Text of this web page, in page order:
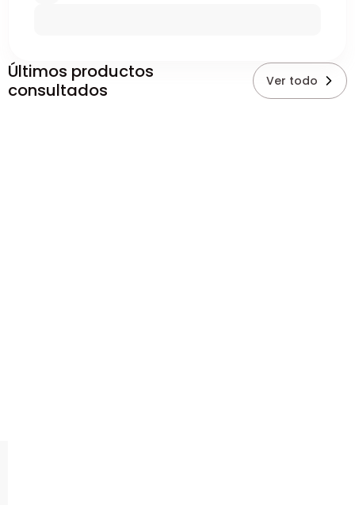
Últimos productos
consultados
Ver todo